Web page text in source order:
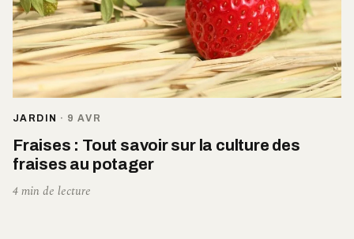
JARDIN · 9 AVR
Fraises : Tout savoir sur la culture des
fraises au potager
4 min de lecture